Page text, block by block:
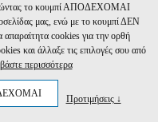
Hyper Center
το κουμπί ΑΠΟΔΕΧΟΜΑΙ
μας, ενώ με το κουμπί ΔΕΝ
cookies για την ορθή
και άλλαξε τις επιλογές σου από
περισσότερα
Προτιμήσεις ↓